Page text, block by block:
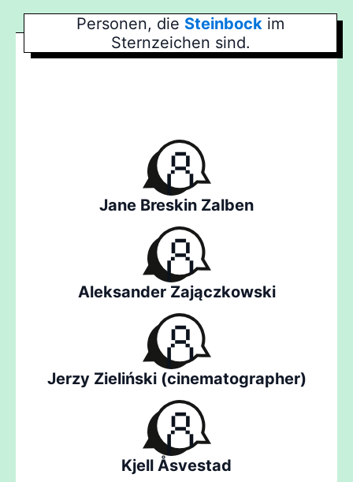
Personen, die Steinbock im
Sternzeichen sind.
Jane Breskin Zalben
Aleksander Zajączkowski
Jerzy Zieliński (cinematographer)
Kjell Åsvestad